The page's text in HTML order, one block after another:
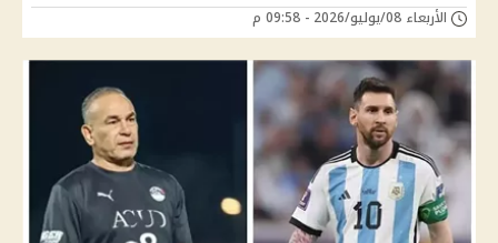
الأربعاء 08/يوليو/2026 - 09:58 م